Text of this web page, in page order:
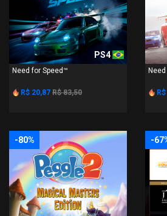
PS4
Need for Speed™
R$ 20,87 R$ 83,50
-80% -